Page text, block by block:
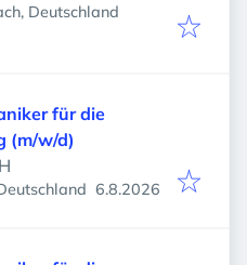
Deutschland
für die
(m/w/d)
Veröffentlicht:
6.8.2026